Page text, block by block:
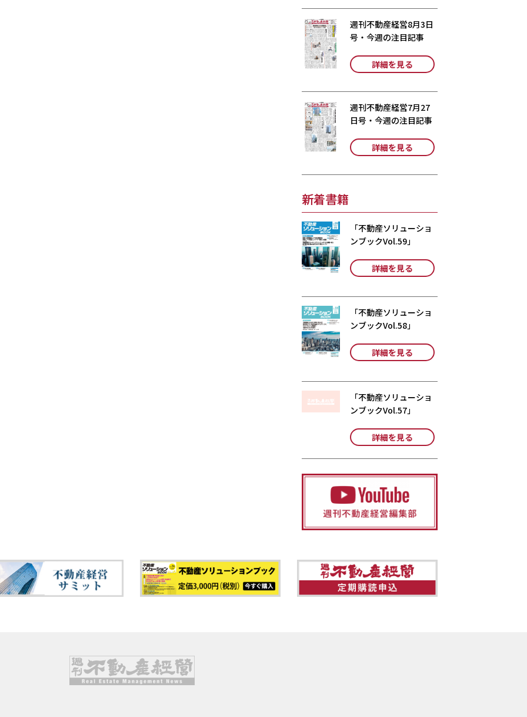
週刊不動産経営8月3日
号・今週の注目記事
詳細を見る
週刊不動産経営7月27
日号・今週の注目記事
詳細を見る
新着書籍
「不動産ソリューショ
ンブックVol.59」
詳細を見る
「不動産ソリューショ
ンブックVol.58」
詳細を見る
「不動産ソリューショ
ンブックVol.57」
詳細を見る